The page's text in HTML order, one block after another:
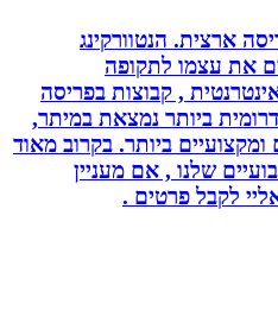
הנטוורקינג
עצמו לתקופה
, קבוצות בפריסה
ביותר נמצאת במיתר,
ביותר. בקרוב מאוד
שלנו , אם מעניין
פרטים .